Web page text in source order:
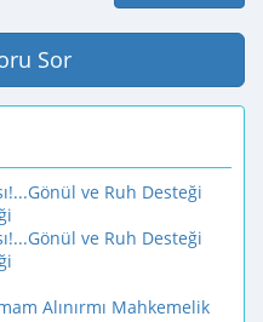
Sor
ve Ruh Desteği
ve Ruh Desteği
Alınırmı Mahkemelik